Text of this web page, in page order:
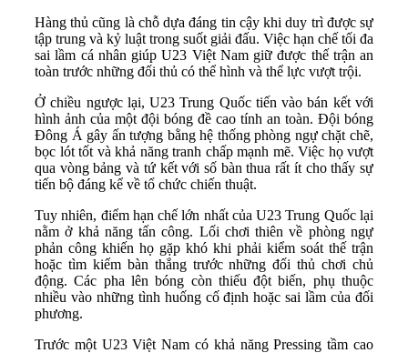
Hàng thủ cũng là chỗ dựa đáng tin cậy khi duy trì được sự
tập trung và kỷ luật trong suốt giải đấu. Việc hạn chế tối đa
sai lầm cá nhân giúp U23 Việt Nam giữ được thế trận an
toàn trước những đối thủ có thể hình và thể lực vượt trội.
Ở chiều ngược lại, U23 Trung Quốc tiến vào bán kết với
hình ảnh của một đội bóng đề cao tính an toàn. Đội bóng
Đông Á gây ấn tượng bằng hệ thống phòng ngự chặt chẽ,
bọc lót tốt và khả năng tranh chấp mạnh mẽ. Việc họ vượt
qua vòng bảng và tứ kết với số bàn thua rất ít cho thấy sự
tiến bộ đáng kể về tổ chức chiến thuật.
Tuy nhiên, điểm hạn chế lớn nhất của U23 Trung Quốc lại
nằm ở khả năng tấn công. Lối chơi thiên về phòng ngự
phản công khiến họ gặp khó khi phải kiểm soát thế trận
hoặc tìm kiếm bàn thắng trước những đối thủ chơi chủ
động. Các pha lên bóng còn thiếu đột biến, phụ thuộc
nhiều vào những tình huống cố định hoặc sai lầm của đối
phương.
Trước một U23 Việt Nam có khả năng Pressing tầm cao